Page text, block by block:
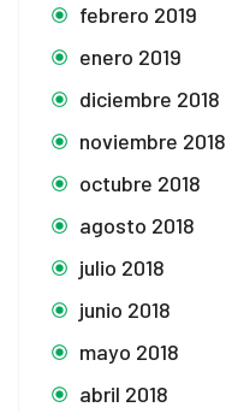
febrero 2019
enero 2019
diciembre 2018
noviembre 2018
octubre 2018
agosto 2018
julio 2018
junio 2018
mayo 2018
abril 2018